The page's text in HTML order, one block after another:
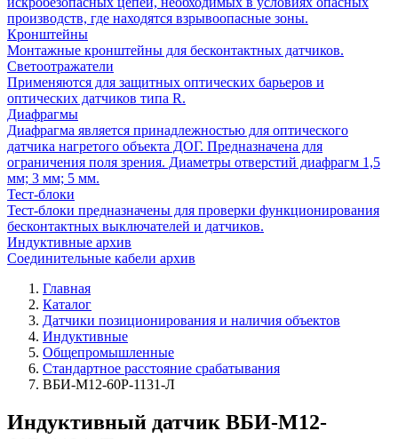
производств, где находятся взрывоопасные зоны.
Кронштейны
Монтажные кронштейны для бесконтактных датчиков.
Светоотражатели
Применяются для защитных оптических барьеров и
оптических датчиков типа R.
Диафрагмы
Диафрагма является принадлежностью для оптического
датчика нагретого объекта ДОГ. Предназначена для
ограничения поля зрения. Диаметры отверстий диафрагм 1,5
мм; 3 мм; 5 мм.
Тест-блоки
Тест-блоки предназначены для проверки функционирования
бесконтактных выключателей и датчиков.
Индуктивные архив
Соединительные кабели архив
Главная
Каталог
Датчики позиционирования и наличия объектов
Индуктивные
Общепромышленные
Стандартное расстояние срабатывания
ВБИ-М12-60Р-1131-Л
Индуктивный датчик ВБИ-М12-